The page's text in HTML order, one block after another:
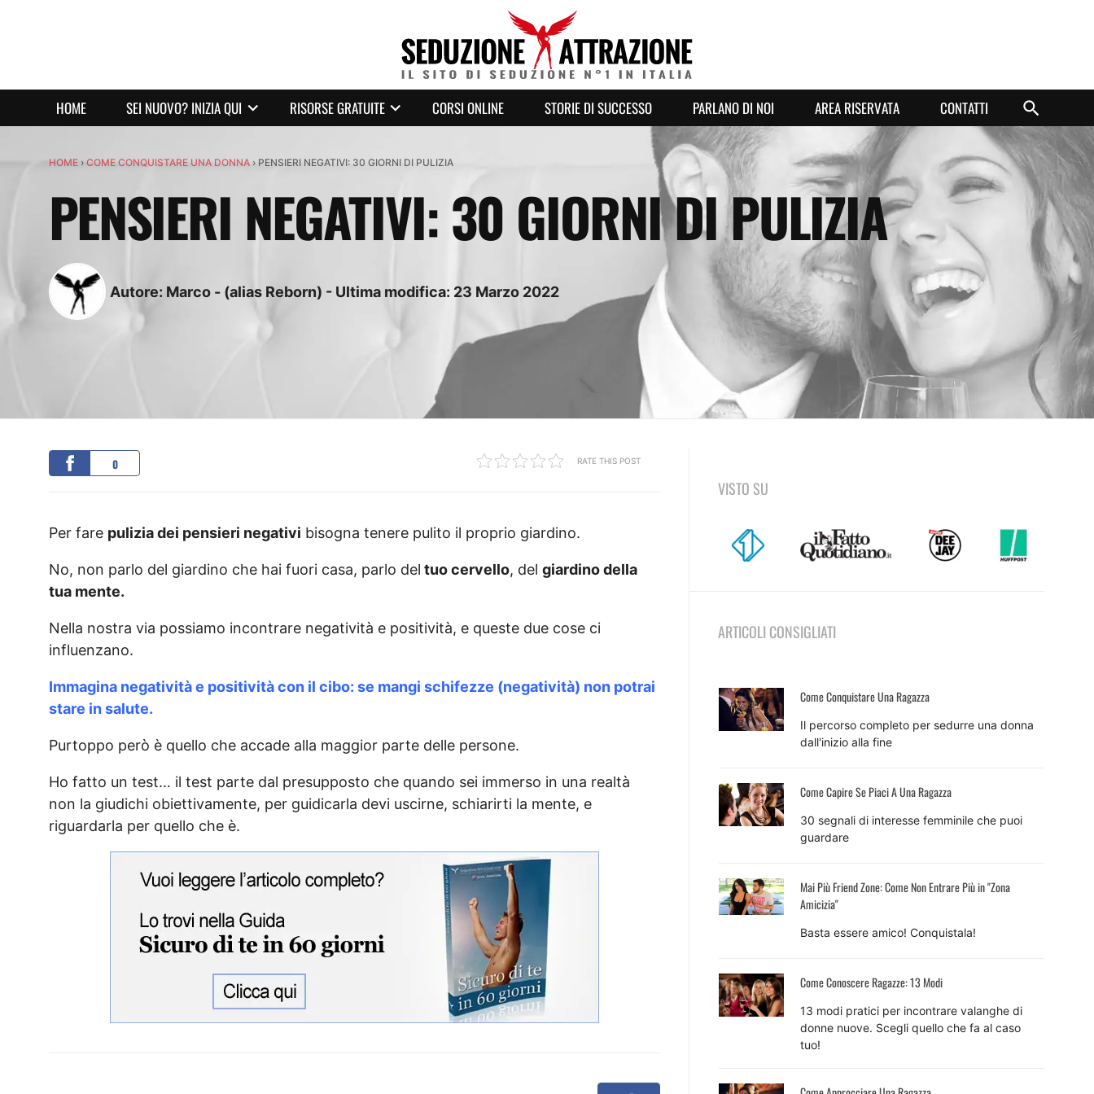
HOME SEI NUOVO? INIZIA QUI RISORSE GRATUITE CORSI ONLINE STORIE DI SUCCESSO PARLANO DI NOI AREA RISERVATA CONTATTI
HOME ›COME CONQUISTARE UNA DONNA › PENSIERI NEGATIVI: 30 GIORNI DI PULIZIA
PENSIERI NEGATIVI: 30 GIORNI DI PULIZIA
Autore: Marco - (alias Reborn) - Ultima modifica: 23 Marzo 2022
0 RATE THIS POST
Per fare pulizia dei pensieri negativi bisogna tenere pulito il proprio giardino.
No, non parlo del giardino che hai fuori casa, parlo del tuo cervello, delgiardino della
tua mente.
Nella nostra via possiamo incontrare negatività e positività, e queste due cose ci
influenzano.
Immagina negatività e positività con il cibo: se mangi schifezze (negatività) non potrai
stare in salute.
Purtoppo però è quello che accade alla maggior parte delle persone.
Ho fatto un test… il test parte dal presupposto che quando sei immerso in una realtà
non la giudichi obiettivamente, per guidicarla devi uscirne, schiarirti la mente, e
riguardarla per quello che è.
VISTO SU
ARTICOLI CONSIGLIATI
Come Conquistare Una Ragazza
Il percorso completo per sedurre una donna
dall'inizio alla fine
Come Capire Se Piaci A Una Ragazza
30 segnali di interesse femminile che puoi
guardare
Mai Più Friend Zone: Come Non Entrare Più in "Zona
Amicizia"
Basta essere amico! Conquistala!
Come Conoscere Ragazze: 13 Modi
13 modi pratici per incontrare valanghe di
donne nuove. Scegli quello che fa al caso
tuo!